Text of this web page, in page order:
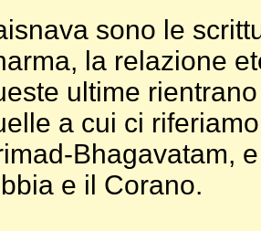
sono le
la relazione
ultime
a cui ci
Bhagavatam,
e il Corano.